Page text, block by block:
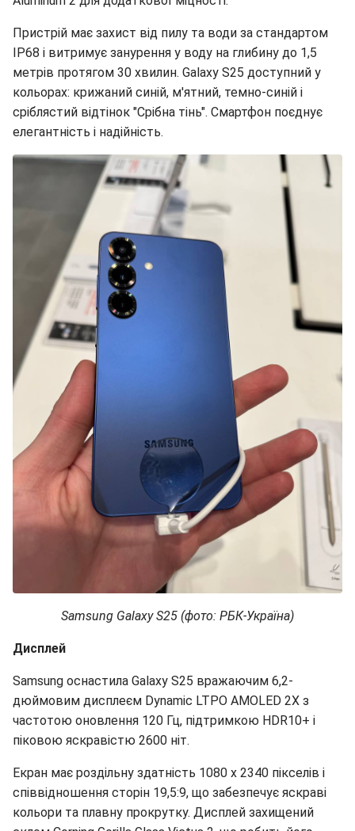
Пристрій має захист від пилу та води за стандартом
IP68 і витримує занурення у воду на глибину до 1,5
метрів протягом 30 хвилин. Galaxy S25 доступний у
кольорах: крижаний синій, м'ятний, темно-синій і
сріблястий відтінок "Срібна тінь". Смартфон поєднує
елегантність і надійність.
Samsung Galaxy S25 (фото: РБК-Україна)
Дисплей
Samsung оснастила Galaxy S25 вражаючим 6,2-
дюймовим дисплеєм Dynamic LTPO AMOLED 2X з
частотою оновлення 120 Гц, підтримкою HDR10+ і
піковою яскравістю 2600 ніт.
Екран має роздільну здатність 1080 x 2340 пікселів і
співвідношення сторін 19,5:9, що забезпечує яскраві
кольори та плавну прокрутку. Дисплей захищений